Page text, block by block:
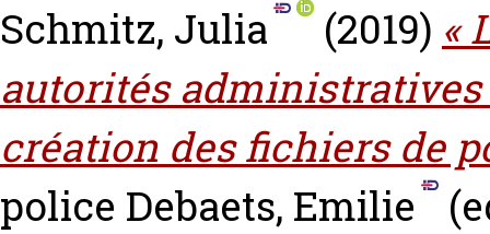
Schmitz, Julia
(2019) «
autorités
création des fichiers de
police Debaets, Emilie